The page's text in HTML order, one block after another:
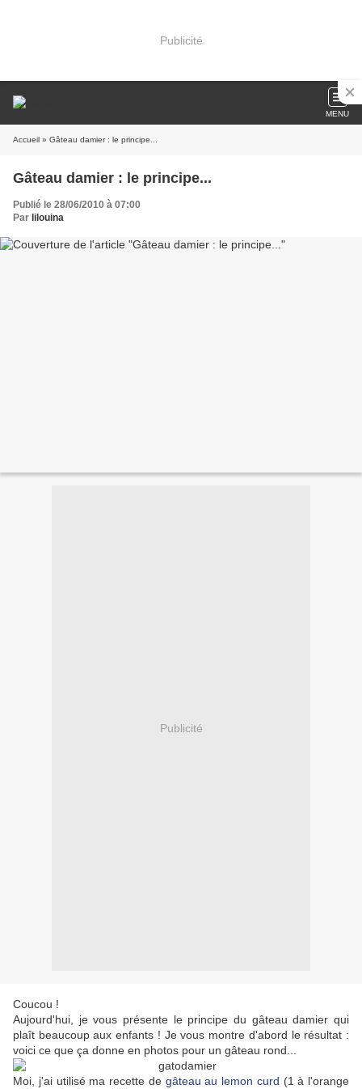
Publicité
MENU
Accueil » Gâteau damier : le principe...
Gâteau damier : le principe...
Publié le 28/06/2010 à 07:00
Par lilouina
Publicité
Coucou !
Aujourd'hui, je vous présente le principe du gâteau damier qui
plaît beaucoup aux enfants ! Je vous montre d'abord le résultat :
voici ce que ça donne en photos pour un gâteau rond...
Moi, j'ai utilisé ma recette de gâteau au lemon curd (1 à l'orange